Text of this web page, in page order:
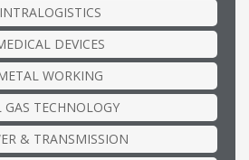
INTRALOGISTICS
DEVICES
WORKING
GAS TECHNOLOGY
& TRANSMISSION